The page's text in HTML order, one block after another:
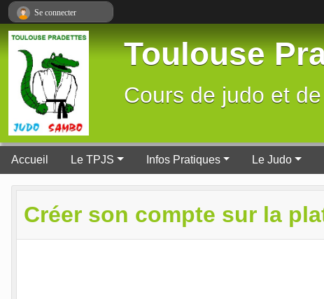
Toulouse
Cours de judo et
Accueil Le TPJS Infos Pratiques Le Judo
Créer son compte sur la
Se connecter
Panneau de gestion des cookies